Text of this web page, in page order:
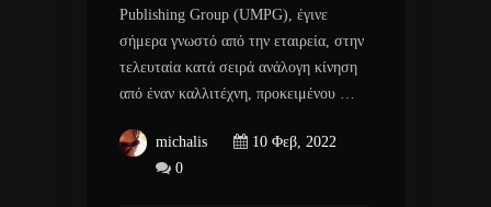
Publishing Group (UMPG), έγινε
σήμερα γνωστό από την εταιρεία, στην
τελευταία κατά σειρά ανάλογη κίνηση
από έναν καλλιτέχνη, προκειμένου …
michalis
10 Φεβ, 2022
0